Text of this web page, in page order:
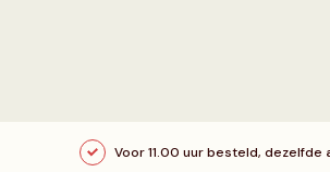
Voor 11.00 uur besteld, dezelfde